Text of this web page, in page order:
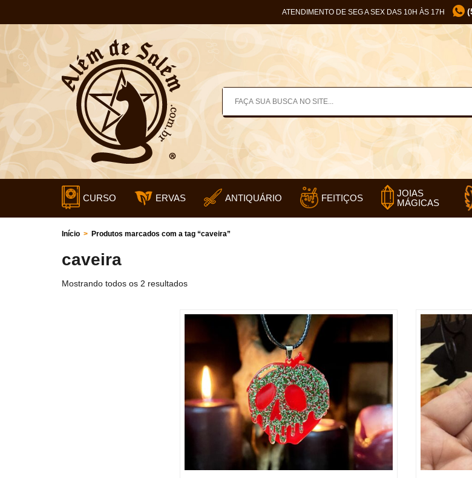
ATENDIMENTO DE SEG A SEX DAS 10H ÀS 17H
CURSO ERVAS ANTIQUÁRIO FEITIÇOS
JOIAS
MÁGICAS
Início > Produtos marcados com a tag “caveira”
caveira
Mostrando todos os 2 resultados